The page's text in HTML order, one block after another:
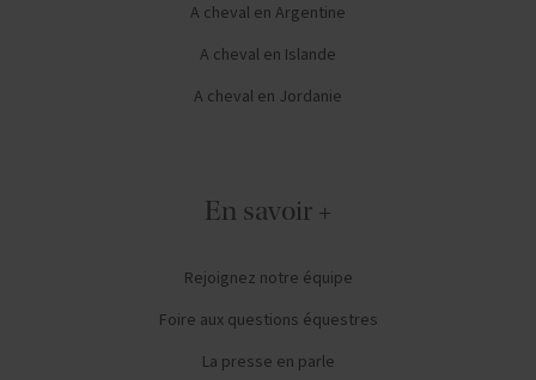
A cheval en Argentine
A cheval en Islande
A cheval en Jordanie
En savoir +
Rejoignez notre équipe
Foire aux questions équestres
La presse en parle